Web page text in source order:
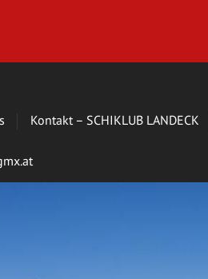
Kontakt – SCHIKLUB LANDECK